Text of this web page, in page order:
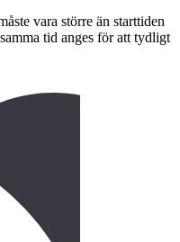
vara större än starttiden
tid anges för att tydligt